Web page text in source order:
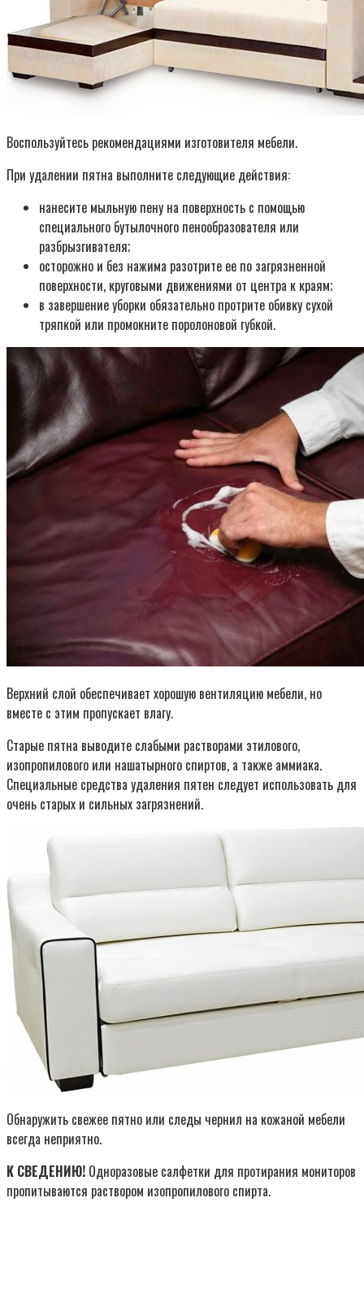
Воспользуйтесь рекомендациями изготовителя мебели.
При удалении пятна выполните следующие действия:
нанесите мыльную пену на поверхность с помощью
специального бутылочного пенообразователя или
разбрызгивателя;
осторожно и без нажима разотрите ее по загрязненной
поверхности, круговыми движениями от центра к краям;
в завершение уборки обязательно протрите обивку сухой
тряпкой или промокните поролоновой губкой.
Верхний слой обеспечивает хорошую вентиляцию мебели, но
вместе с этим пропускает влагу.
Старые пятна выводите слабыми растворами этилового,
изопропилового или нашатырного спиртов, а также аммиака.
Специальные средства удаления пятен следует использовать для
очень старых и сильных загрязнений.
Обнаружить свежее пятно или следы чернил на кожаной мебели
всегда неприятно.
К СВЕДЕНИЮ! Одноразовые салфетки для протирания мониторов
пропитываются раствором изопропилового спирта.